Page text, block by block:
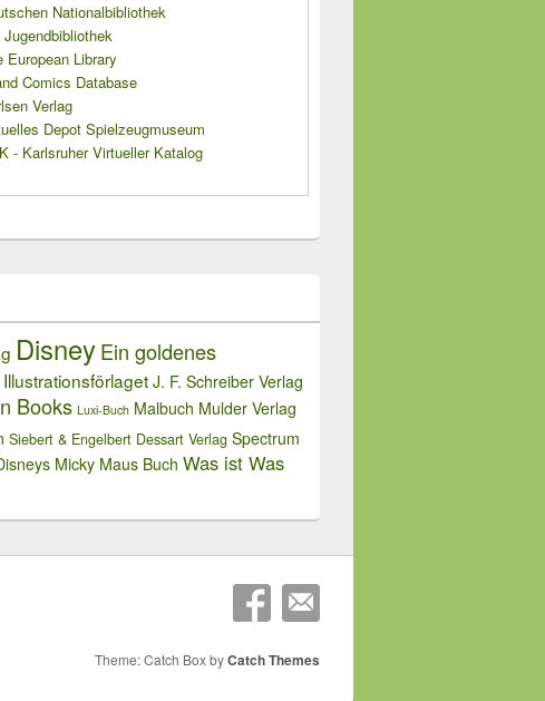
Nationalbibliothek
Jugendbibliothek
European Library
Comics Database
Verlag
Depot Spielzeugmuseum
- Karlsruher Virtueller Katalog
DisneyEin goldenes
Illustrationsförlaget J. F. Schreiber Verlag
Books Luxi-Buch Malbuch Mulder Verlag
Siebert & Engelbert Dessart Verlag Spectrum
Micky Maus Buch Was ist Was
Theme: Catch Box byCatch Themes